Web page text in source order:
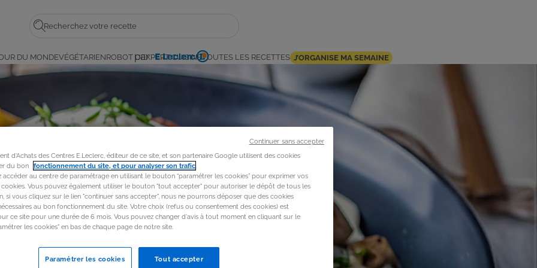
Rechercher
par
E.
Leclerc
DU MONDEVÉGÉTARIENROBOT L'EXPERT CUISINETOUTES LES RECETTES J’ORGANISE MA SEMAINE
d'Achats des Centres E.Leclerc, éditeur de ce site, et son partenaire Google utilisent des cookies
du bon fonctionnement du site, et pour analyser son trafic
accéder au centre de paramétrage en utilisant le bouton “paramétrer les cookies” pour exprimer vos
cookies. Vous pouvez également utiliser le bouton "tout accepter" pour autoriser le dépôt de tous les
si vous cliquez sur le lien "continuer sans accepter", nous ne pourrons déposer que des cookies
au bon fonctionnement du site. Votre choix (refus ou consentement des cookies) est
ce site pour une durée de 6 mois. Vous pouvez changer d'avis à tout moment en cliquant sur le
les cookies" en bas de chaque page de notre site.
Tout accepter
Paramétrer les cookies
Continuer sans accepter